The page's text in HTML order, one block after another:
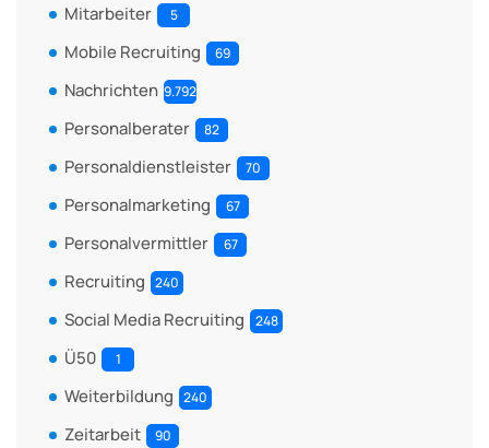
Mitarbeiter 5
Mobile Recruiting 69
Nachrichten 9.792
Personalberater 82
Personaldienstleister 70
Personalmarketing 67
Personalvermittler 67
Recruiting 240
Social Media Recruiting 248
Ü50 1
Weiterbildung 240
Zeitarbeit 90